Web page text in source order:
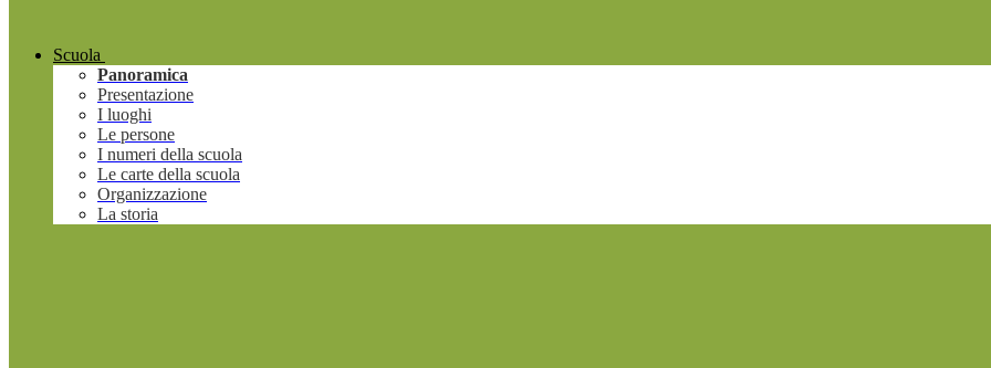
Scuola
Panoramica
Presentazione
I luoghi
Le persone
I numeri della scuola
Le carte della scuola
Organizzazione
La storia